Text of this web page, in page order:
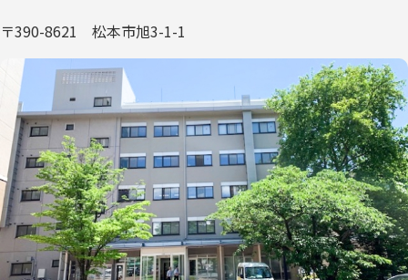
〒390-8621 松本市旭3-1-1